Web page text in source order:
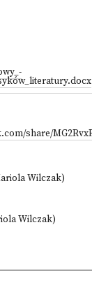
share/
Wilczak)
Wilczak)